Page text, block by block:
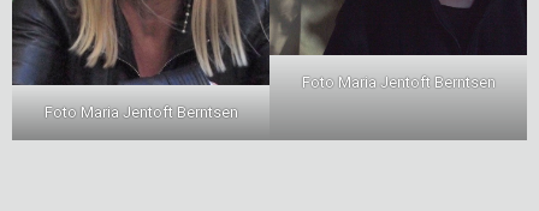
Foto Maria Jentoft Berntsen
Foto Maria Jentoft Berntsen